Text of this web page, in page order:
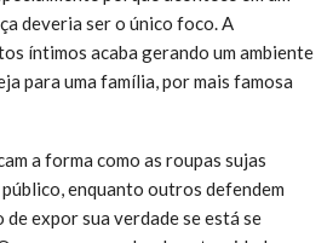
deveria ser o único foco. A
íntimos acaba gerando um ambiente
para uma família, por mais famosa
a forma como as roupas sujas
enquanto outros defendem
expor sua verdade se está se